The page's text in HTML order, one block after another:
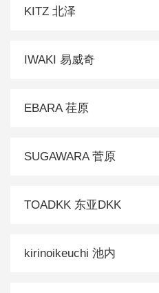
KITZ 北泽
IWAKI 易威奇
EBARA 荏原
SUGAWARA 菅原
TOADKK 东亚DKK
kirinoikeuchi 池内